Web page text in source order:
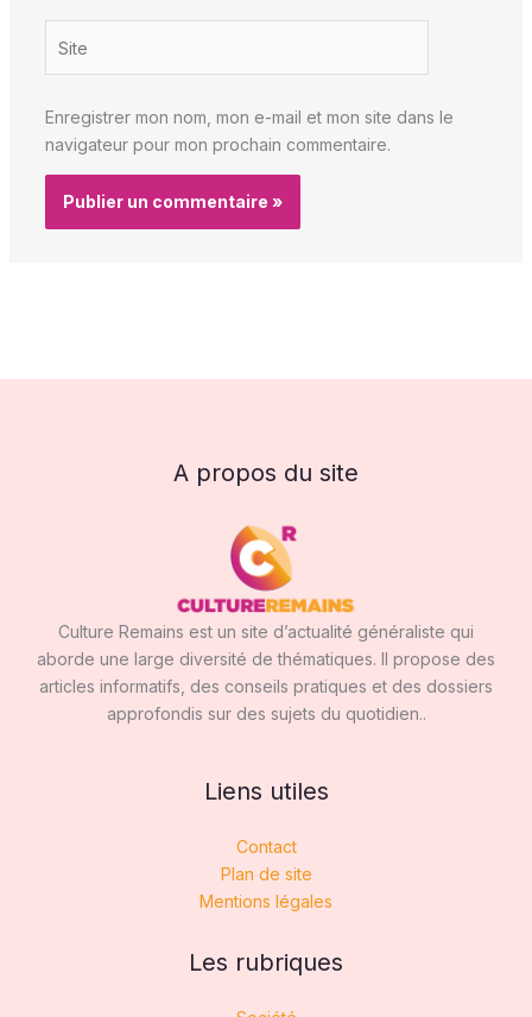
Enregistrer mon nom, mon e-mail et mon site dans le
navigateur pour mon prochain commentaire.
A propos du site
Culture Remains est un site d’actualité généraliste qui
aborde une large diversité de thématiques. Il propose des
articles informatifs, des conseils pratiques et des dossiers
approfondis sur des sujets du quotidien..
Liens utiles
Contact
Plan de site
Mentions légales
Les rubriques